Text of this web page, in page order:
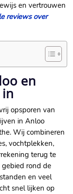
en vertrouwen
reviews over
en
opsporen van
in Anloo
Wij combineren
vochtplekken,
terug te
gebied rond de
en veel
snel lijken op